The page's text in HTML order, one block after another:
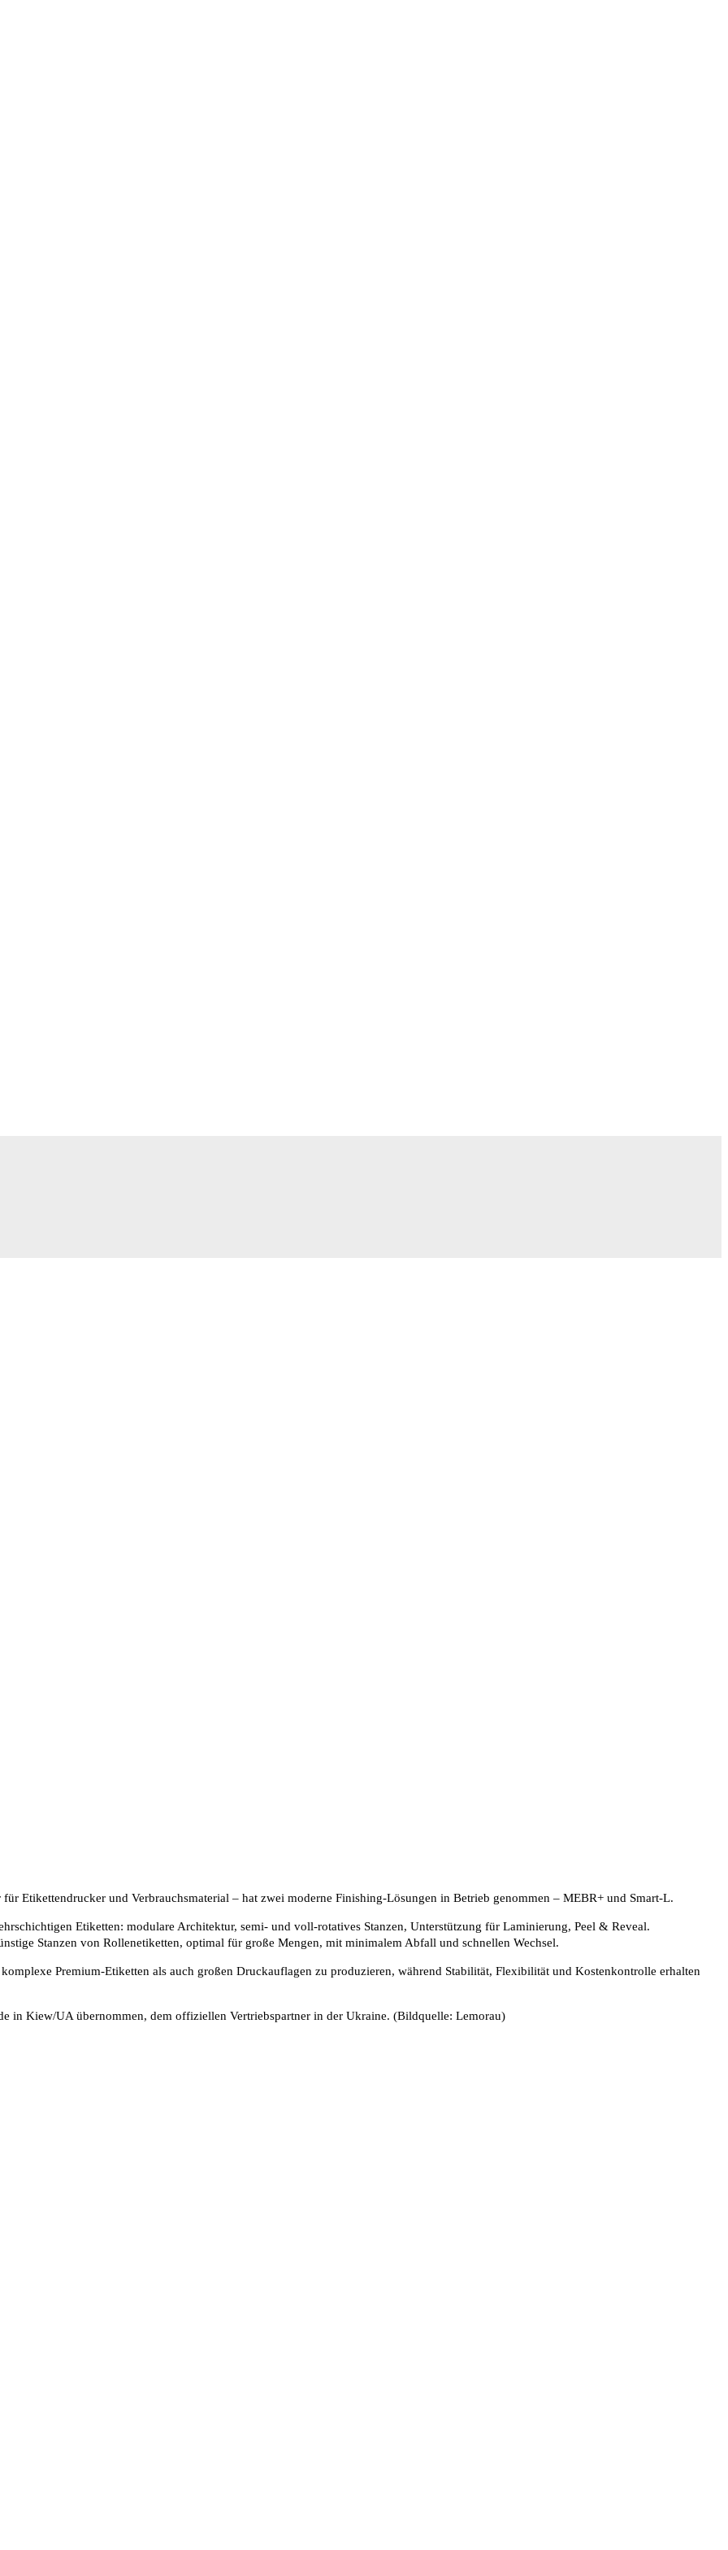
Etikettendrucker und Verbrauchsmaterial – hat zwei moderne Finishing-Lösungen in Betrieb genommen – MEBR+ und Smart-L.
Etiketten: modulare Architektur, semi- und voll-rotatives Stanzen, Unterstützung für Laminierung, Peel & Reveal.
Stanzen von Rollenetiketten, optimal für große Mengen, mit minimalem Abfall und schnellen Wechsel.
Premium-Etiketten als auch großen Druckauflagen zu produzieren, während Stabilität, Flexibilität und Kostenkontrolle erhalten
in Kiew/UA übernommen, dem offiziellen Vertriebspartner in der Ukraine. (Bildquelle: Lemorau)